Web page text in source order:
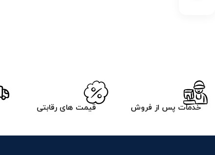
خدمات پس از فروش قیمت های رقابتی